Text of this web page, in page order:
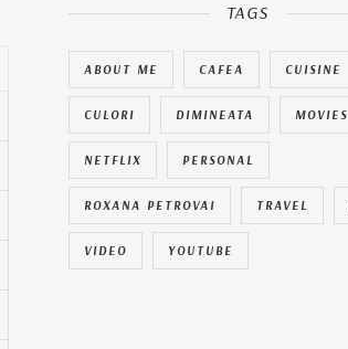
TAGS
ABOUT ME CAFEA CUISINE
CULORI DIMINEATA MOVIES
NETFLIX PERSONAL
ROXANA PETROVAI TRAVEL
VIDEO YOUTUBE